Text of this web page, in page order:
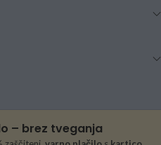
– brez tveganja